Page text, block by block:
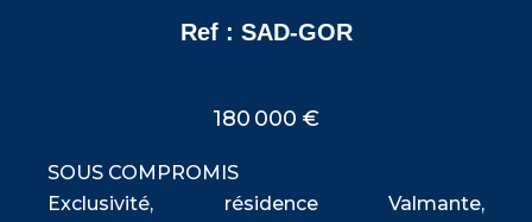
Ref : SAD-GOR
180 000 €
SOUS COMPROMIS
Exclusivité, résidence Valmante,